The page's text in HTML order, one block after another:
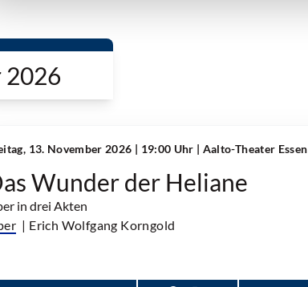
2026
13. November 2026 | 19:00 Uhr | Aalto-Theater Essen
Wunder der Heliane
in drei Akten
| Erich Wolfgang Korngold